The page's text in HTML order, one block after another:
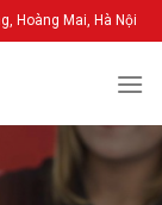
Hoàng Mai, Hà Nội